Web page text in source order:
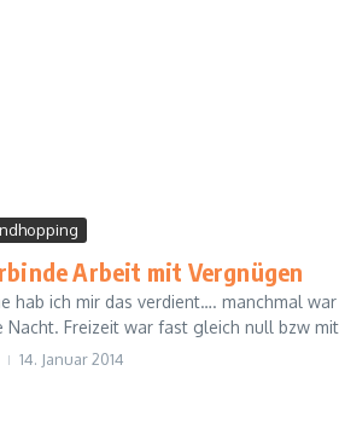
Arbeit mit Vergnügen
hab ich mir das verdient…. manchmal
Nacht. Freizeit war fast gleich null bzw
14. Januar 2014